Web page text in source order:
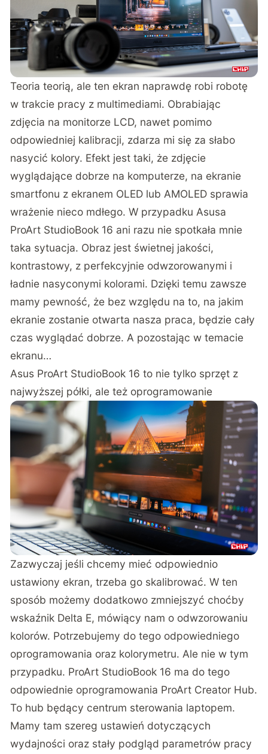
Teoria teorią, ale ten ekran naprawdę robi robotę
w trakcie pracy z multimediami. Obrabiając
zdjęcia na monitorze LCD, nawet pomimo
odpowiedniej kalibracji, zdarza mi się za słabo
nasycić kolory. Efekt jest taki, że zdjęcie
wyglądające dobrze na komputerze, na ekranie
smartfonu z ekranem OLED lub AMOLED sprawia
wrażenie nieco mdłego. W przypadku Asusa
ProArt StudioBook 16 ani razu nie spotkała mnie
taka sytuacja. Obraz jest świetnej jakości,
kontrastowy, z perfekcyjnie odwzorowanymi i
ładnie nasyconymi kolorami. Dzięki temu zawsze
mamy pewność, że bez względu na to, na jakim
ekranie zostanie otwarta nasza praca, będzie cały
czas wyglądać dobrze. A pozostając w temacie
ekranu…
Asus ProArt StudioBook 16 to nie tylko sprzęt z
najwyższej półki, ale też oprogramowanie
Zazwyczaj jeśli chcemy mieć odpowiednio
ustawiony ekran, trzeba go skalibrować. W ten
sposób możemy dodatkowo zmniejszyć choćby
wskaźnik Delta E, mówiący nam o odwzorowaniu
kolorów. Potrzebujemy do tego odpowiedniego
oprogramowania oraz kolorymetru. Ale nie w tym
przypadku. ProArt StudioBook 16 ma do tego
odpowiednie oprogramowania ProArt Creator Hub.
To hub będący centrum sterowania laptopem.
Mamy tam szereg ustawień dotyczących
wydajności oraz stały podgląd parametrów pracy